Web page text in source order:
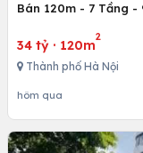
Bán 120m - 7 Tầng -
34 tỷ · 120m
2
Thành phố Hà Nội
hôm qua